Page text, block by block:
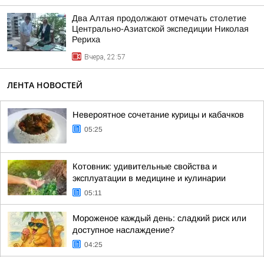
Два Алтая продолжают отмечать столетие
Центрально-Азиатской экспедиции Николая
Рериха
Вчера, 22:57
ЛЕНТА НОВОСТЕЙ
Невероятное сочетание курицы и кабачков
05:25
Котовник: удивительные свойства и
эксплуатации в медицине и кулинарии
05:11
Мороженое каждый день: сладкий риск или
доступное наслаждение?
04:25